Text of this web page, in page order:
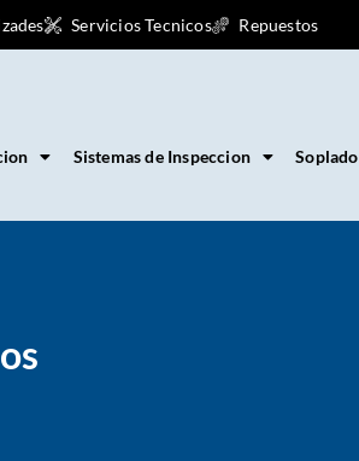
Servicios Tecnicos Repuestos
Sistemas de Inspeccion Soplado